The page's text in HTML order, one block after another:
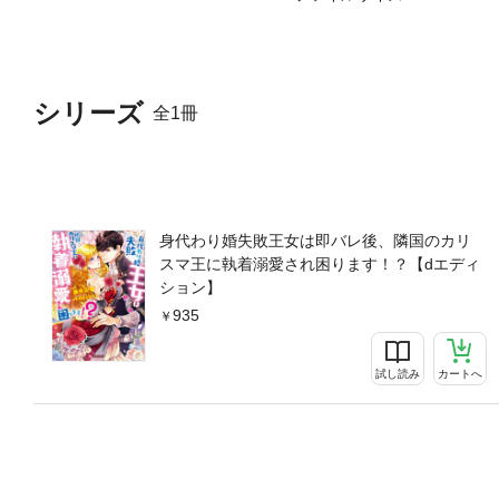
シリーズ 全1冊
身代わり婚失敗王女は即バレ後、隣国のカリ
スマ王に執着溺愛され困ります！？【dエディ
ション】
935
試し読み カートへ